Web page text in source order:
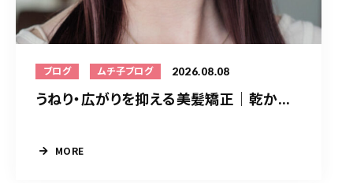
ブログ ムチ子ブログ 2026.08.08
うねり・広がりを抑える美髪矯正｜乾か...
MORE